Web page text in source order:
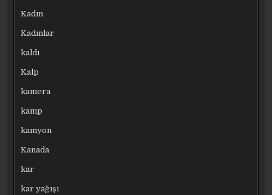
Kadın
Kadınlar
kaldı
Kalp
kamera
kamp
kamyon
Kanada
kar
kar yağışı